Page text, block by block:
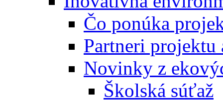
Čo ponúka
Partneri projektu
Novinky z
Školská súťaž